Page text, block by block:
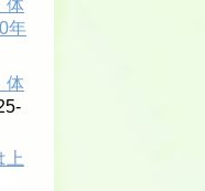
体
年
体
上